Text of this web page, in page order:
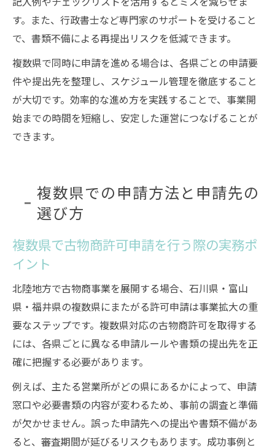
す。また、行政書士など専門家のサポートを受けること
で、書類不備による再提出リスクを低減できます。
複数県で同時に申請を進める場合は、各県ごとの申請要
件や提出先を整理し、スケジュール管理を徹底すること
が大切です。効率的な進め方を実践することで、事業開
始までの時間を短縮し、安定した運営につなげることが
できます。
複数県での申請方法と申請先の
選び方
複数県で古物商許可申請を行う際の実務ポ
イント
北陸地方で古物商事業を展開する場合、石川県・富山
県・福井県の複数県にまたがる許可申請は事業拡大の重
要なステップです。複数県対応の古物商許可を取得する
には、各県ごとに異なる申請ルールや書類の提出先を正
確に把握する必要があります。
例えば、主たる営業所がどの県にあるかによって、申請
窓口や必要書類の内容が変わるため、事前の調査と準備
が欠かせません。誤った申請先への提出や書類不備があ
ると、審査期間が延びるリスクもあります。成功事例と